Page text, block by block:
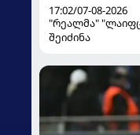
17:02/07-08-2026
"რეალმა"
შეიძინა